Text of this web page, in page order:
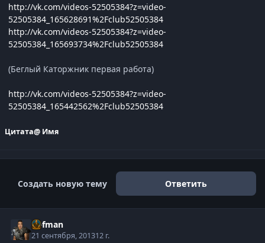
http://vk.com/videos-52505384?z=video-
52505384_165628691%2Fclub52505384
http://vk.com/videos-52505384?z=video-
52505384_165693734%2Fclub52505384
(Беглый Каторжник первая работа)
http://vk.com/videos-52505384?z=video-
52505384_165442562%2Fclub52505384
Цитата@ Имя
Создать новую тему Ответить
Defman
21 сентября, 201312 г.